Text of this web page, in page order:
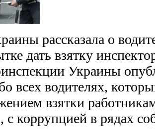
рассказала о
дать взятку
Украины
всех водителях,
взятки
с коррупцией в рядах